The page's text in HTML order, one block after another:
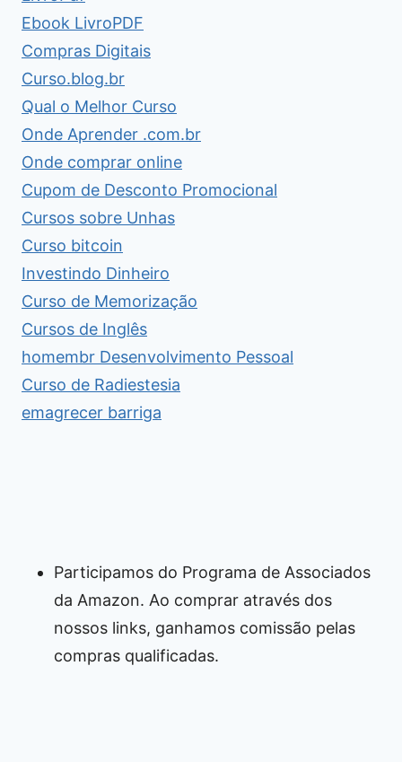
Ebook LivroPDF
Compras Digitais
Curso.blog.br
Qual o Melhor Curso
Onde Aprender .com.br
Onde comprar online
Cupom de Desconto Promocional
Cursos sobre Unhas
Curso bitcoin
Investindo Dinheiro
Curso de Memorização
Cursos de Inglês
homembr Desenvolvimento Pessoal
Curso de Radiestesia
emagrecer barriga
Participamos do Programa de Associados
da Amazon. Ao comprar através dos
nossos links, ganhamos comissão pelas
compras qualificadas.